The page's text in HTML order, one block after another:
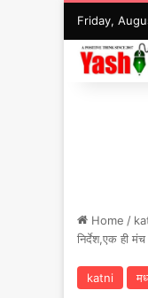
Friday,
Home /
निर्देश,एक ही
katni